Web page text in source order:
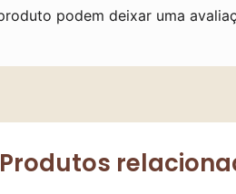
podem deixar uma
Produtos